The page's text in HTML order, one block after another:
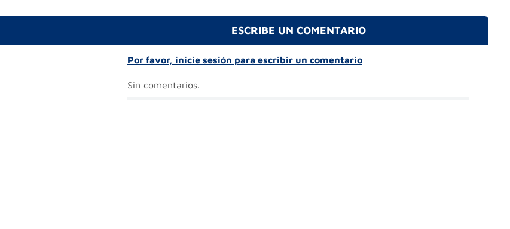
ESCRIBE UN COMENTARIO
Por favor, inicie sesión para escribir un comentario
Sin comentarios.